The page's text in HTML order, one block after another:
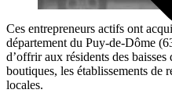
Ces entrepreneurs actifs ont
département du Puy-de-Dôme
d’offrir aux résidents des
boutiques, les établissements de
locales.